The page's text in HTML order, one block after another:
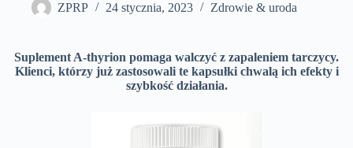
ZPRP 24 stycznia, 2023 Zdrowie & uroda
Suplement A-thyrion pomaga walczyć z zapaleniem tarczycy.
Klienci, którzy już zastosowali te kapsułki chwalą ich efekty i
szybkość działania.